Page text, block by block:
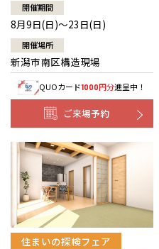
開催期間
8月9日(日)～23日(日)
開催場所
新潟市南区構造現場
QUOカード1000円分進呈中！
ご来場予約
住まいの探検フェア